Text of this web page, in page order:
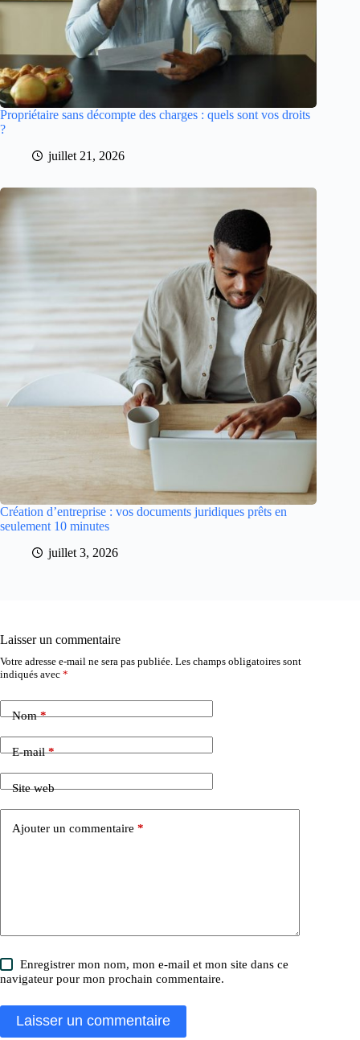
Propriétaire sans décompte des charges : quels sont vos droits
?
juillet 21, 2026
Création d’entreprise : vos documents juridiques prêts en
seulement 10 minutes
juillet 3, 2026
Laisser un commentaire
Votre adresse e-mail ne sera pas publiée. Les champs obligatoires sont
indiqués avec *
Nom*
E-mail*
Site web
Ajouter un commentaire *
Enregistrer mon nom, mon e-mail et mon site dans ce
navigateur pour mon prochain commentaire.
Laisser un commentaire